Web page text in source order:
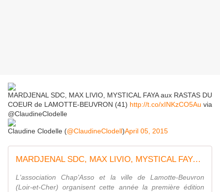
MARDJENAL SDC, MAX LIVIO, MYSTICAL FAYA aux RASTAS DU
COEUR de LAMOTTE-BEUVRON (41) http://t.co/xINKzCO5Au via
@ClaudineClodelle
Claudine Clodelle (@ClaudineClodell)April 05, 2015
MARDJENAL SDC, MAX LIVIO, MYSTICAL FAYA aux RASTAS DU COEUR de LAMOTTE-BEUVRON (41) - VIVRE AUTREMENT VOS LOISIRS avec Clodelle
L'association Chap'Asso et la ville de Lamotte-Beuvron
(Loir-et-Cher) organisent cette année la première édition